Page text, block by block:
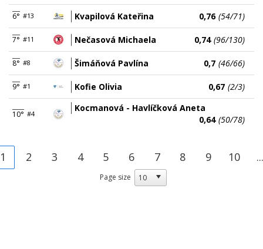
6° #13 Kvapilová Kateřina 0,76 (54/71)
7° #11 Nečasová Michaela 0,74 (96/130)
8° #8 Šimáňová Pavlína 0,7 (46/66)
9° #1 Kofie Olivia 0,67 (2/3)
10° #4
Kocmanová - Havlíčková Aneta
0,64 (50/78)
1 2 3 4 5 6 7 8 9 10 ...
Page size